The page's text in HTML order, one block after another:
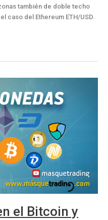
también de doble techo
caso del Ethereum ETH/USD.
el Bitcoin y